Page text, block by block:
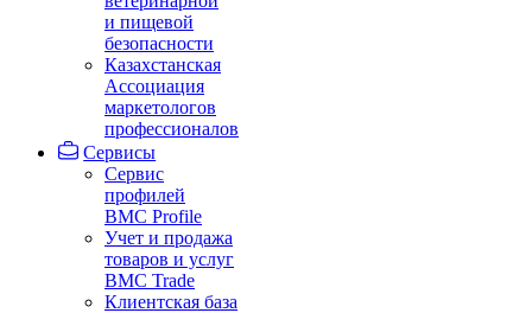
и пищевой
безопасности
Казахстанская
Ассоциация
маркетологов
профессионалов
Сервисы
Сервис
профилей
BMC Profile
Учет и продажа
товаров и услуг
BMC Trade
Клиентская база